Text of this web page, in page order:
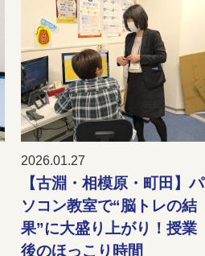
2026.01.27
【古淵・相模原・町田】パ
ソコン教室で“脳トレの結
果”に大盛り上がり！授業
後のほっこり時間